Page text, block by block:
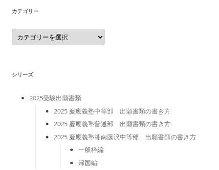
カテゴリー
カ
テ
ゴ
シリーズ
2025受験出願書類
2025 慶應義塾中等部 出願書類の書き方
2025 慶應義塾普通部 出願書類の書き方
2025 慶應義塾湘南藤沢中等部 出願書類の書き方
一般枠編
帰国編